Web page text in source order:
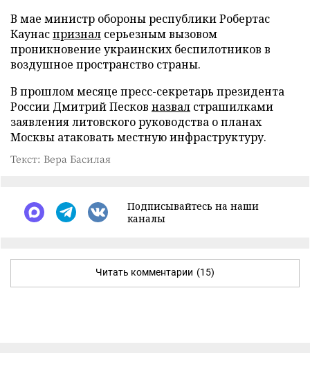
В мае министр обороны республики Робертас
Каунаспризнал серьезным вызовом
проникновение украинских беспилотников в
воздушное пространство страны.
В прошлом месяце пресс-секретарь президента
России Дмитрий Песков назвал страшилками
заявления литовского руководства о планах
Москвы атаковать местную инфраструктуру.
Текст: Вера Басилая
Подписывайтесь на наши
каналы
Читать комментарии (15)